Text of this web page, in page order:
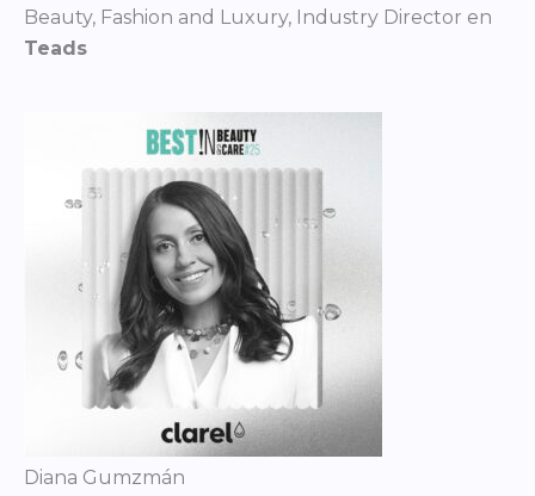
Beauty, Fashion and Luxury, Industry Director en
Teads
Diana Gumzmán